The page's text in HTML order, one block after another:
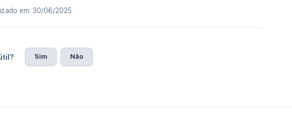
em: 30/06/2025
Sim Não